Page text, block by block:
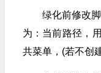
绿化前修改
为：当前路径，
共菜单，(若不创